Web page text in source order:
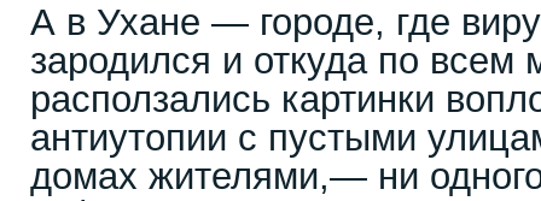
А в Ухане — городе, где
зародился и откуда по
расползались картинки
антиутопии с пустыми
домах жителями,— ни